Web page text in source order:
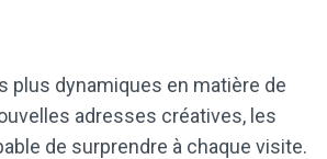
plus dynamiques en matière de
adresses créatives, les
de surprendre à chaque visite.